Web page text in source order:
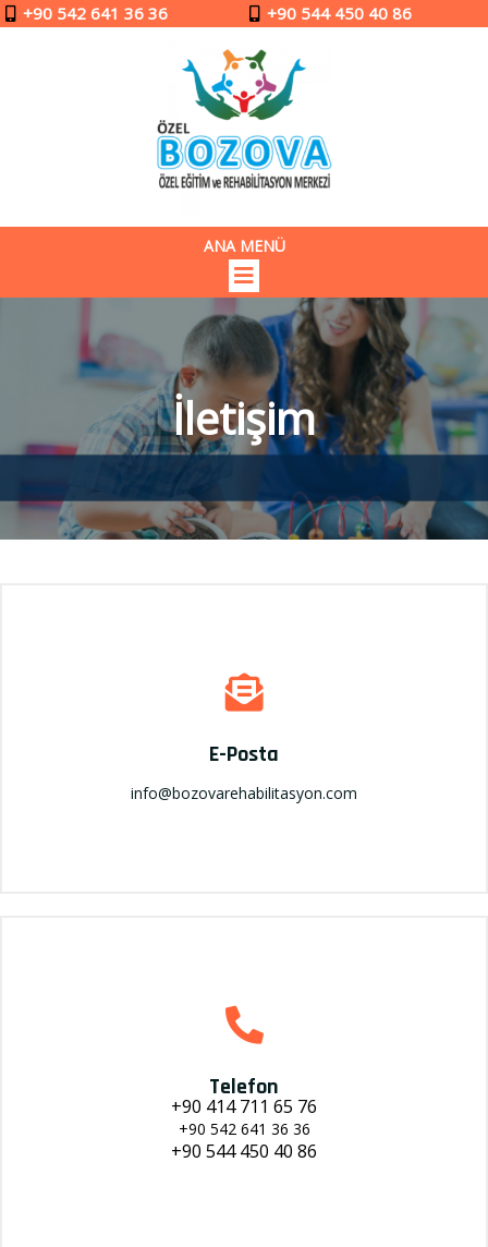
+90 542 641 36 36 +90 544 450 40 86
ANA MENÜ
İletişim
E-Posta
info@bozovarehabilitasyon.com
Telefon
+90 414 711 65 76
+90 542 641 36 36
+90 544 450 40 86